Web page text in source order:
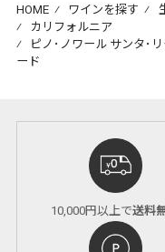
HOME ⁄ ワインを探す ⁄
⁄ カリフォルニア
⁄ ピノ･ノワール サンタ･
ード
10,000円以上で送料